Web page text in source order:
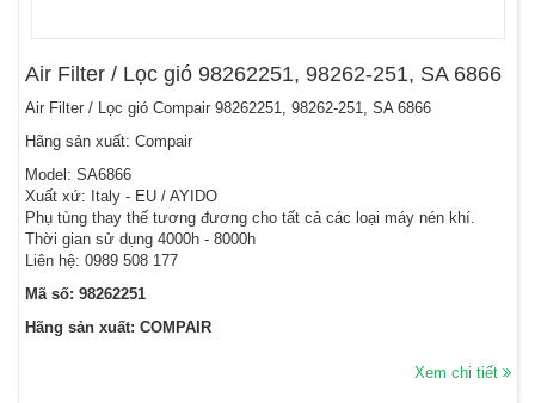
Air Filter / Lọc gió 98262251, 98262-251, SA 6866
Air Filter / Lọc gió Compair 98262251, 98262-251, SA 6866
Hãng sản xuất: Compair
Model: SA6866
Xuất xứ: Italy - EU / AYIDO
Phụ tùng thay thế tương đương cho tất cả các loại máy nén khí.
Thời gian sử dụng 4000h - 8000h
Liên hệ: 0989 508 177
Mã số: 98262251
Hãng sản xuất: COMPAIR
Xem chi tiết